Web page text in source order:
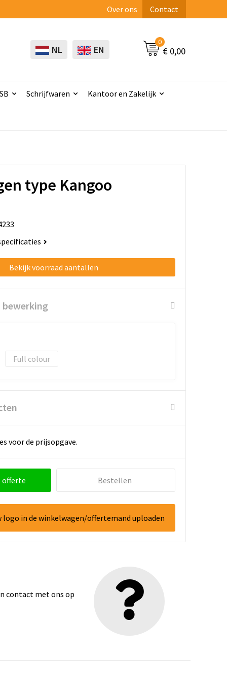
Over ons Contact
NL EN
0
€ 0,00
Schrijfwaren Kantoor en Zakelijk
type Kangoo
Bekijk voorraad aantallen
bewerking
Full colour
voor de prijsopgave.
offerte Bestellen
logo in de winkelwagen/offertemand uploaden
contact met ons op